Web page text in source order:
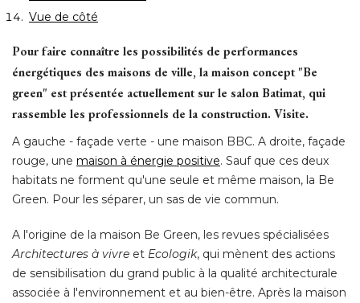
Vue de côté
Pour faire connaître les possibilités de performances
énergétiques des maisons de ville, la maison concept "Be
green" est présentée actuellement sur le salon Batimat, qui
rassemble les professionnels de la construction. Visite.
A gauche - façade verte - une maison BBC. A droite, façade
rouge, une maison à énergie positive. Sauf que ces deux
habitats ne forment qu'une seule et même maison, la Be
Green. Pour les séparer, un sas de vie commun.
A l'origine de la maison Be Green, les revues spécialisées
Architectures à vivre et Ecologik, qui mènent des actions
de sensibilisation du grand public à la qualité architecturale
associée à l'environnement et au bien-être. Après la maison